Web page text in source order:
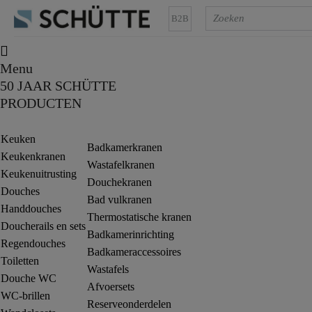
B2B
Menu
50 JAAR SCHÜTTE
PRODUCTEN
Keuken
Keukenkranen
Keukenuitrusting
Douches
Handdouches
Doucherails en sets
Regendouches
Toiletten
Douche WC
WC-brillen
Badkamerkranen
Wastafelkranen
Douchekranen
Bad vulkranen
Thermostatische kranen
Badkamerinrichting
Badkameraccessoires
Wastafels
Afvoersets
Reserveonderdelen